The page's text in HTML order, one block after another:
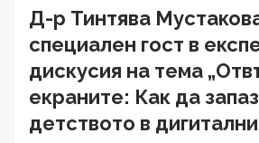
Д-р Тинтява
специален гост в
дискусия на тема
екраните: Как да
детството в